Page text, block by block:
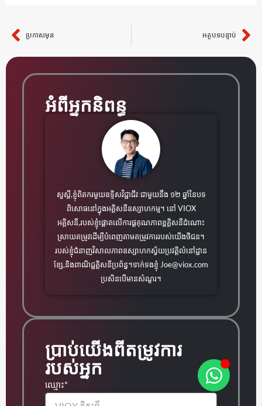
មុនប្រកាសមុន អត្ថបទបន្ទាប់ បន្
អំពីអ្នកនិពន្ធ
សួស្តី,ខ្ញុំពិតករមួយឧទ្ទិសវិជ្ជាជីវៈជាមួយនឹង ១២ ឆ្នាំនៃបទ
ពិសោធនៅក្នុងអគ្គិសនីឧស្សាហកម្ម។ នៅ VIOX
អគ្គិសនី,របស់ខ្ញុំផ្ដោតលើការផ្តគុណភាពខ្ពគ្គិសនីដំណោះ
ស្រាយតម្រូវដើម្បីបំពេញតាមតម្រូវការរបស់យើងថិជន។
របស់ខ្ញុំជំនាញវិសាលភាពឧស្សាហកស្វ័យប្រវត្តិលំនៅដ្ឋាន
ខ្សែ,និងពាណិជ្ជគ្គិសនីប្រព័ន្ធ។ទាក់ទងខ្ញុំ Joe@viox.com
ប្រសិនបើមានសំណួរ។
ប្រាប់យើងពីតម្រូវការ
របស់អ្នក
ឈ្មោះ*